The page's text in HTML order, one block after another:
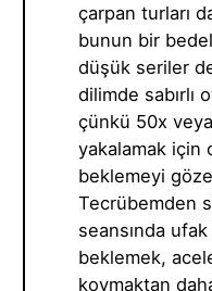
çarpan turları
bunun bir
düşük seriler
dilimde sabırlı
çünkü 50x
yakalamak için
beklemeyi
Tecrübemden
seansında
beklemek,
koymaktan